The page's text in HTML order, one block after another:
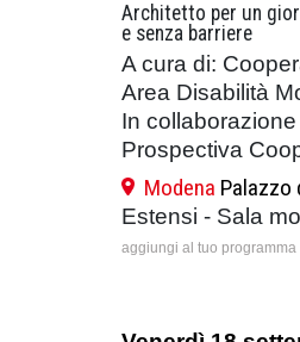
Architetto per un
e senza barriere
A cura di:
Area Disabilità
In
Prospectiva
Modena Palazzo
Estensi - Sala
aggiungi al tuo programma